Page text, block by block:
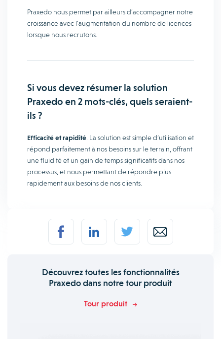
Praxedo nous permet par ailleurs d’accompagner notre
croissance avec l’augmentation du nombre de licences
lorsque nous recrutons.
Si vous devez résumer la solution
Praxedo en 2 mots-clés, quels seraient-
ils ?
Efficacité et rapidité . La solution est simple d’utilisation et
répond parfaitement à nos besoins sur le terrain, offrant
une fluidité et un gain de temps significatifs dans nos
processus, et nous permettant de répondre plus
rapidement aux besoins de nos clients.
Découvrez toutes les fonctionnalités
Praxedo dans notre tour produit
Tour produit